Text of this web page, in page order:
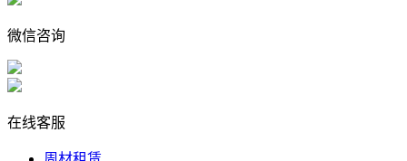
微信咨询
在线客服